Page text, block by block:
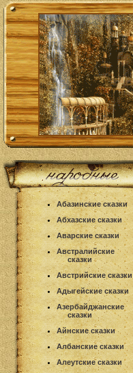
Абазинские сказки
Абхазские сказки
Аварские сказки
Австралийские
сказки
Австрийские сказки
Адыгейские сказки
Азербайджанские
сказки
Айнские сказки
Албанские сказки
Алеутские сказки